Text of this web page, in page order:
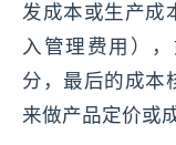
发成本或生产成
入管理费用）
分，最后的成本
来做产品定价或